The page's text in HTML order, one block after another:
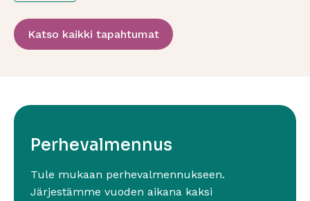
Katso kaikki tapahtumat
Perhevalmennus
Tule mukaan perhevalmennukseen.
Järjestämme vuoden aikana kaksi